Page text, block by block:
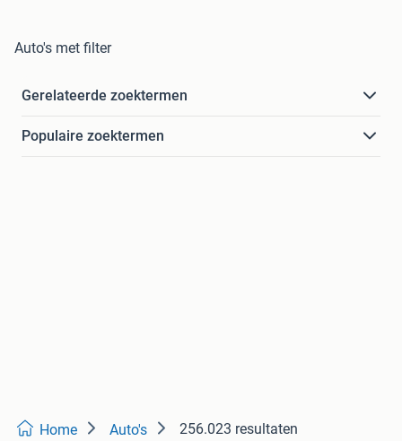
Auto's met filter
Gerelateerde zoektermen
Populaire zoektermen
Home Auto's 256.023 resultaten